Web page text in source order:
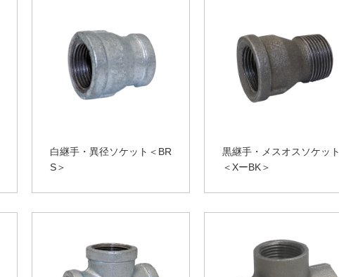
白継手・異径ソケット＜BR
S＞
黒継手・メスオスソケット
＜XーBK＞